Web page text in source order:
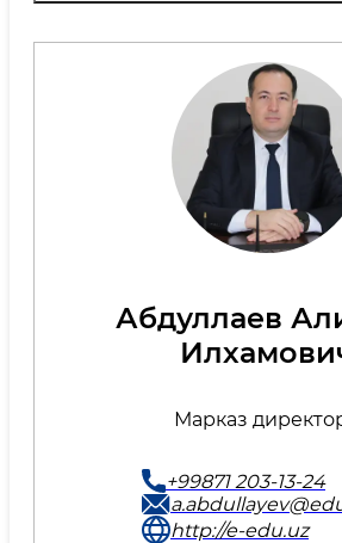
Абдуллаев
Марказ
+99871 203-13-24
http://e-edu.uz